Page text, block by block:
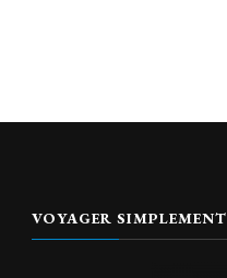
VOYAGER SIMPLEMENT